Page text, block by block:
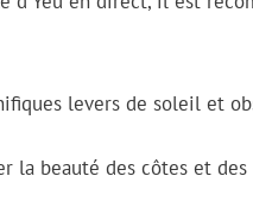
levers de soleil et
la beauté des côtes et